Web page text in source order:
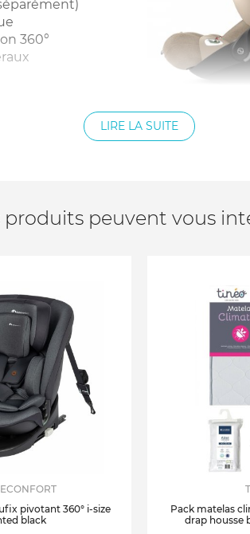
360°
avec tous les
à 3 points)
LIRE LA SUITE
produits peuvent vous
pivotant 360° i-size
black
Pack matelas
drap housse